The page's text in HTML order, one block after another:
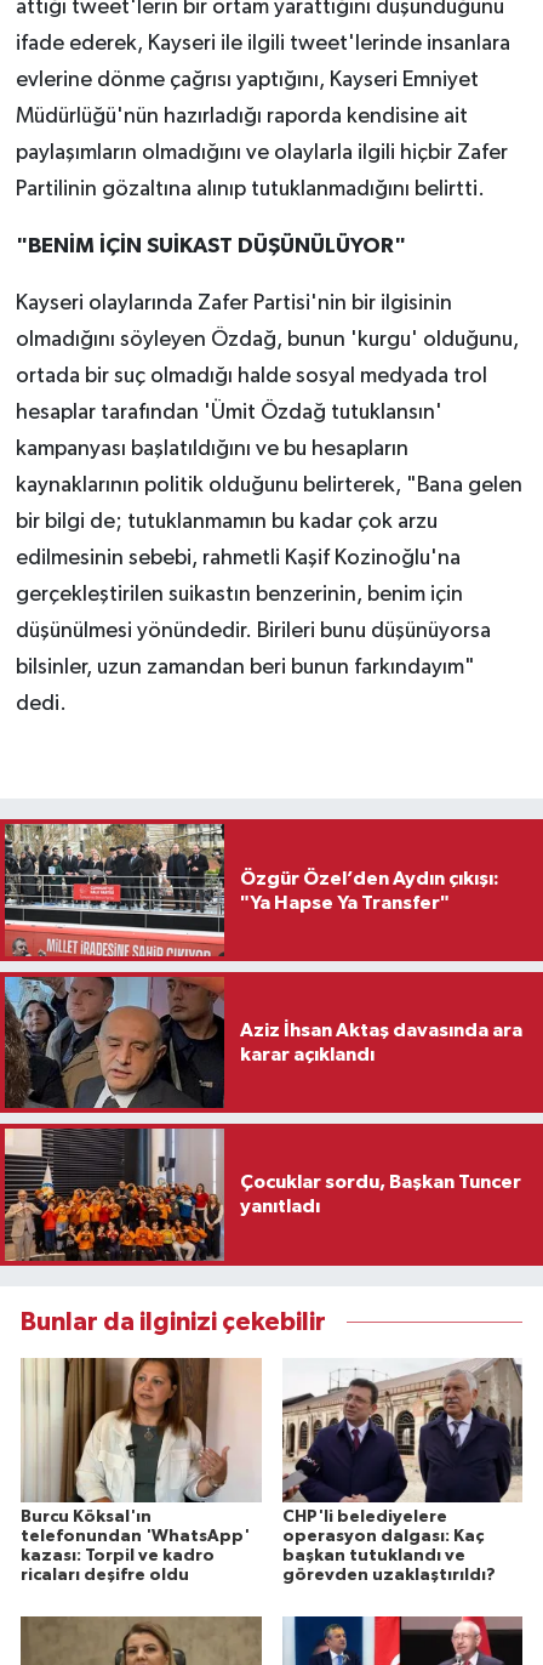
attığı tweet'lerin bir ortam yarattığını düşündüğünü
ifade ederek, Kayseri ile ilgili tweet'lerinde insanlara
evlerine dönme çağrısı yaptığını, Kayseri Emniyet
Müdürlüğü'nün hazırladığı raporda kendisine ait
paylaşımların olmadığını ve olaylarla ilgili hiçbir Zafer
Partilinin gözaltına alınıp tutuklanmadığını belirtti.
"BENİM İÇİN SUİKAST DÜŞÜNÜLÜYOR"
Kayseri olaylarında Zafer Partisi'nin bir ilgisinin
olmadığını söyleyen Özdağ, bunun 'kurgu' olduğunu,
ortada bir suç olmadığı halde sosyal medyada trol
hesaplar tarafından 'Ümit Özdağ tutuklansın'
kampanyası başlatıldığını ve bu hesapların
kaynaklarının politik olduğunu belirterek, "Bana gelen
bir bilgi de; tutuklanmamın bu kadar çok arzu
edilmesinin sebebi, rahmetli Kaşif Kozinoğlu'na
gerçekleştirilen suikastın benzerinin, benim için
düşünülmesi yönündedir. Birileri bunu düşünüyorsa
bilsinler, uzun zamandan beri bunun farkındayım"
dedi.
Özgür Özel’den Aydın çıkışı:
"Ya Hapse Ya Transfer"
Aziz İhsan Aktaş davasında ara
karar açıklandı
Çocuklar sordu, Başkan Tuncer
yanıtladı
Bunlar da ilginizi çekebilir
Burcu Köksal'ın
telefonundan 'WhatsApp'
kazası: Torpil ve kadro
ricaları deşifre oldu
CHP'li belediyelere
operasyon dalgası: Kaç
başkan tutuklandı ve
görevden uzaklaştırıldı?